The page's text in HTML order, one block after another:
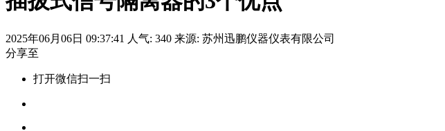
2025年06月06日 09:37:41 人气: 340 来源: 苏州迅鹏仪器仪表有限公司
分享至
打开微信扫一扫